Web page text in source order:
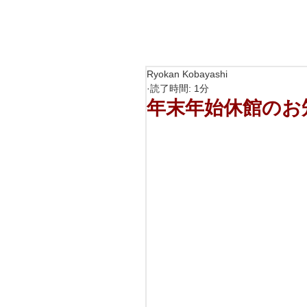
年末年始休館の
Ryokan Kobayashi
読了時間: 1分